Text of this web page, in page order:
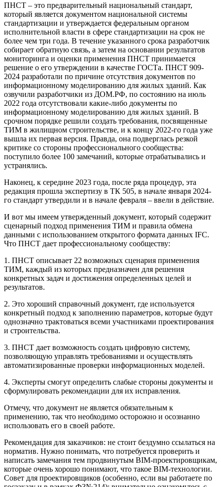
ПНСТ – это предварительный национальный стандарт,
который является документом национальной системы
стандартизации и утверждается федеральным органом
исполнительной власти в сфере стандартизации на срок не
более чем три года. В течение указанного срока разработчик
собирает обратную связь, а затем на основании результатов
мониторинга и оценки применения ПНСТ принимается
решение о его утверждении в качестве ГОСТа. ПНСТ 909-
2024 разработали по причине отсутствия документов по
информационному моделированию для жилых зданий. Как
озвучили разработчики из ДОМ.РФ, по состоянию на июль
2022 года отсутствовали какие-либо документы по
информационному моделированию для жилых зданий. В
срочном порядке решили создать требования, посвященные
ТИМ в жилищном строительстве, и к концу 2022-го года уже
вышла их первая версия. Правда, она подверглась резкой
критике со стороны профессионального сообщества:
поступило более 100 замечаний, которые отрабатывались и
устранялись.
Наконец, к середине 2023 года, после ряда процедур, эта
редакция прошла экспертизу в ТК 505, в начале января 2024-
го стандарт утвердили и в начале февраля – ввели в действие.
И вот мы имеем утвержденный документ, который содержит
сценарный подход применения ТИМ и правила обмена
данными с использованием открытого формата данных IFC.
Что ПНСТ дает профессиональному сообществу:
1. ПНСТ описывает 22 возможных сценария применения
ТИМ, каждый из которых предназначен для решения
конкретных задач и достижения определенных целей и
результатов.
2. Это хороший справочный документ, где используется
конкретный подход к заполнению параметров, которые будут
однозначно трактоваться всеми участниками проектирования
и строительства.
3. ПНСТ дает возможность создать цифровую систему,
позволяющую управлять требованиями и осуществлять
автоматизированные проверки информационных моделей.
4. Эксперты смогут определить слабые стороны документы и
сформулировать рекомендации для их исправления.
Отмечу, что документ не является обязательным к
применению, так что необходимо осторожно и осознанно
использовать его в своей работе.
Рекомендация для заказчиков: не стоит бездумно ссылаться на
норматив. Нужно понимать, что потребуется проверить и
написать замечания тем продвинутым ВІМ-проектировщикам,
которые очень хорошо понимают, что такое ВІM-технологии.
Совет для проектировщиков (особенно, если вы работаете по